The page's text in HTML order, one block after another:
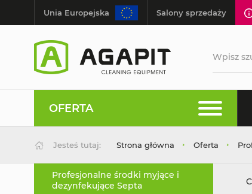
Unia Europejska Salony sprzedaży
OFERTA
Jesteś tutaj: Strona główna Oferta
Profesjonalne środki myjące i
dezynfekujące Septa